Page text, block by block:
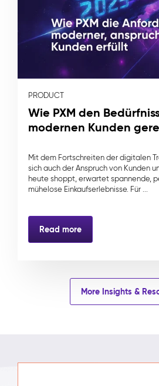
PRODUCT
Wie PXM den
modernen Kunden
Mit dem Fortschreiten der digitalen
sich auch der Anspruch von Kunden
heute shoppt, erwartet spannende,
mühelose Einkaufserlebnisse. Für ...
Read more
More Insights &